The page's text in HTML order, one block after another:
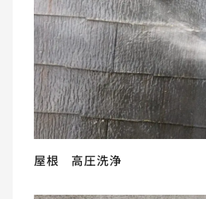
屋根 高圧洗浄